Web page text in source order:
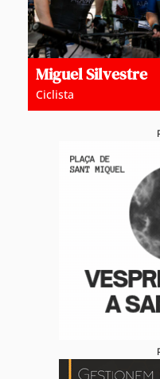
Miguel Silvestre
Ciclista